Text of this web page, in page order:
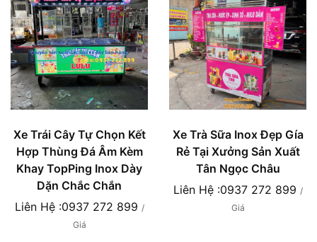
Xe Trái Cây Tự Chọn Kết
Hợp Thùng Đá Âm Kèm
Khay TopPing Inox Dày
Dặn Chắc Chắn
Liên Hệ :0937 272 899 /
Giá
Xe Trà Sữa Inox Đẹp Gía
Rẻ Tại Xưởng Sản Xuất
Tân Ngọc Châu
Liên Hệ :0937 272 899 /
Giá